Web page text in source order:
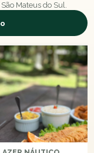
Mateus do Sul.